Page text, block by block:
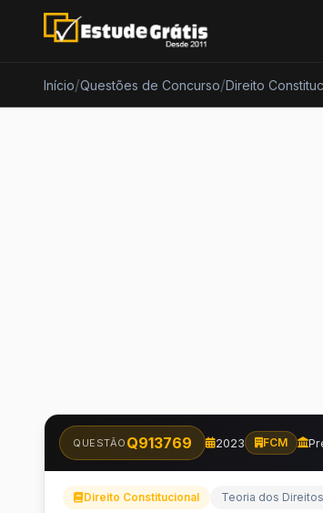
Início/Questões de Concurso/Direito
QUESTÃO Q913769 2023 FCM
Direito Constitucional Teoria dos